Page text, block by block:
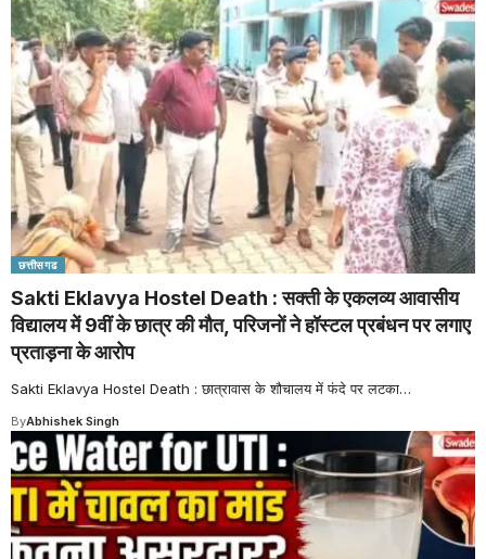
छत्तीसगढ
Sakti Eklavya Hostel Death : सक्ती के एकलव्य आवासीय
विद्यालय में 9वीं के छात्र की मौत, परिजनों ने हॉस्टल प्रबंधन पर लगाए
प्रताड़ना के आरोप
Sakti Eklavya Hostel Death : छात्रावास के शौचालय में फंदे पर लटका…
ByAbhishek Singh